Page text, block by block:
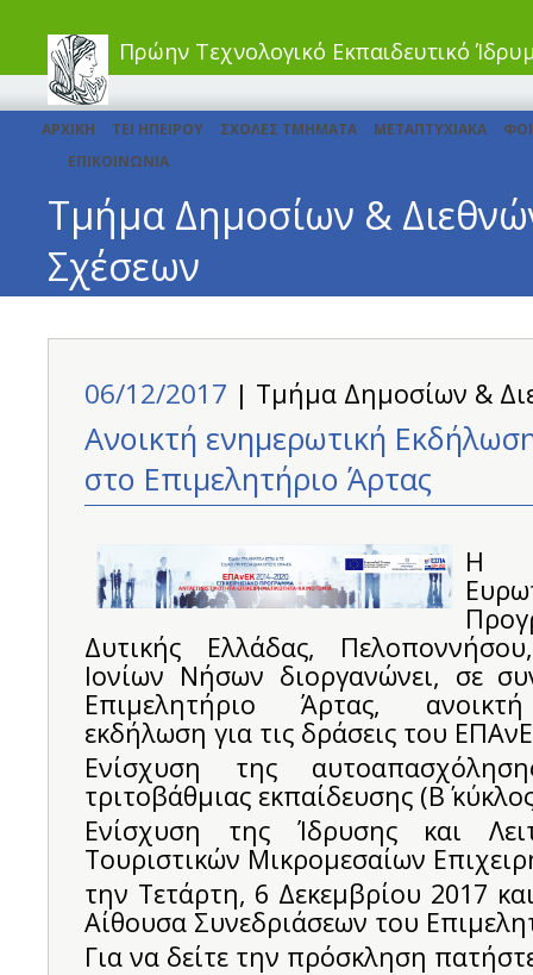
Πρώην Τεχνολογικό Εκπαιδευτικό
ΑΡΧΙΚΗ ΤΕΙ ΗΠΕΙΡΟΥ ΣΧΟΛΕΣ ΤΜΗΜΑΤΑ ΜΕΤΑΠΤΥΧΙΑΚΑ
ΕΠΙΚΟΙΝΩΝΙΑ
Τμήμα Δημοσίων &
Σχέσεων
06/12/2017 | Τμήμα Δημοσίων &
Ανοικτή ενημερωτική
στο Επιμελητήριο Άρτας
Η
Δυτικής Ελλάδας,
Ιονίων Νήσων διοργανώνει, σε
Επιμελητήριο Άρτας,
εκδήλωση για τις δράσεις του
Ενίσχυση της
τριτοβάθμιας εκπαίδευσης (Β΄
Ενίσχυση της Ίδρυσης και
Τουριστικών Μικρομεσαίων
την Τετάρτη, 6 Δεκεμβρίου 2017
Αίθουσα Συνεδριάσεων του
Για να δείτε την πρόσκληση